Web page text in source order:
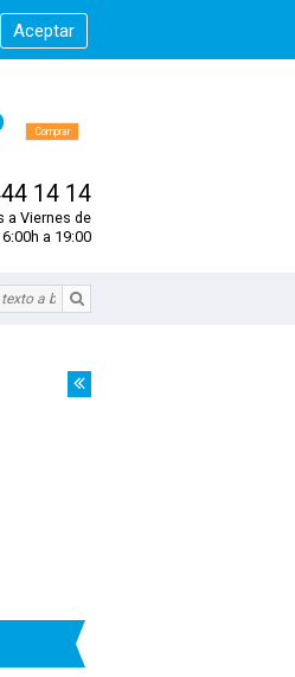
Comprar
14 14
a Viernes de
a 19:00